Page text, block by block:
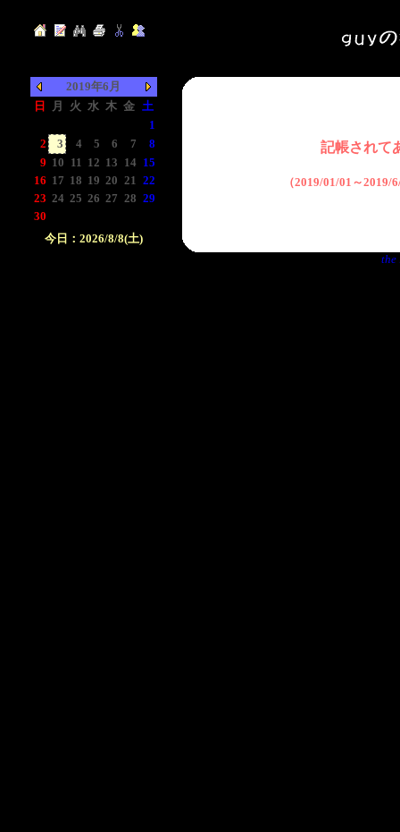
2019年6月
日
月 火 水 木 金 土
1
2
3 4 5 6 7
8
9 10 11 12 13 14 15
16 17 18 19 20 21 22
23 24 25 26 27 28 29
30
今日：2026/8/8(土)
記帳されて
（2019/01/01～2019/
the